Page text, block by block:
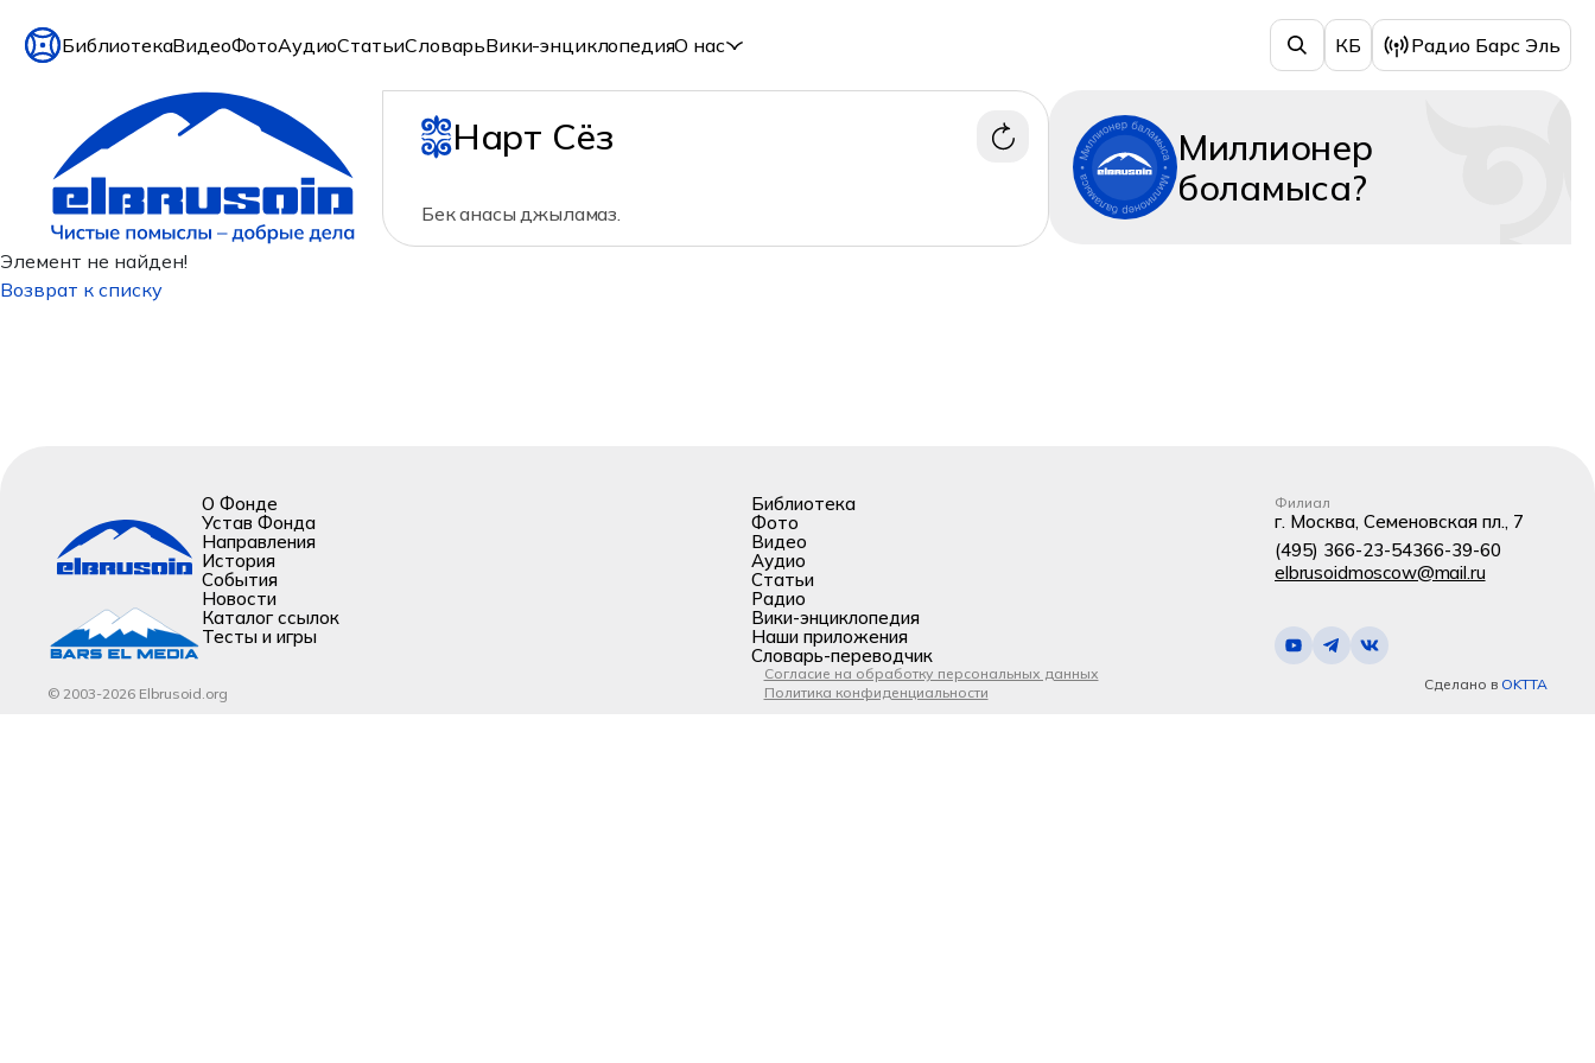
БиблиотекаВидеоФотоАудиоСтатьиСловарьВики-энциклопедияО нас КБ Радио Барс Эль
Нарт Сёз
Бек анасы джыламаз.
Миллионер
боламыса?
Элемент не найден!
Возврат к списку
О Фонде
Устав Фонда
Направления
История
События
Новости
Каталог ссылок
Тесты и игры
Библиотека
Фото
Видео
Аудио
Статьи
Радио
Вики-энциклопедия
Наши приложения
Словарь-переводчик
Филиал
г. Москва, Семеновская пл., 7
(495) 366-23-54366-39-60
elbrusoidmoscow@mail.ru
© 2003-2026 Elbrusoid.org
Согласие на обработку персональных данных
Политика конфиденциальности
Сделано в OKTTA